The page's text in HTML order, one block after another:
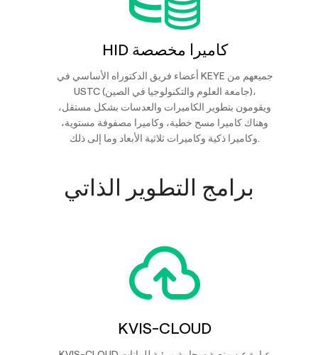
HID كاميرا مخصصة
أعضاء فريق الدكتوراه الأساسي في KEYE جميعهم من
USTC (جامعة العلوم والتكنولوجيا في الصين)،
ويقومون بتطوير الكاميرات والعدسات بشكل مستقل،
وهناك كاميرا مسح خطية، وكاميرا مصفوفة مستوية،
وكاميرا ذكية وكاميرات ثلاثية الأبعاد وما إلى ذلك.
برامج التطوير الذاتي
KVIS-CLOUD